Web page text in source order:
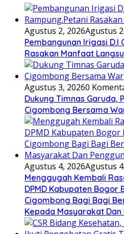
Agustus 2, 2026Agustus
Pembangunan Irigasi D.I
Rasakan Manfaat
Agustus 3, 20260
Dukung Timnas Garuda,
Cigombong Bersama
Agustus 4, 2026Agustus
Menggugah Kembali
DPMD Kabupaten Bogor
Cigombong Bagi Bagi
Kepada Masyarakat Dan